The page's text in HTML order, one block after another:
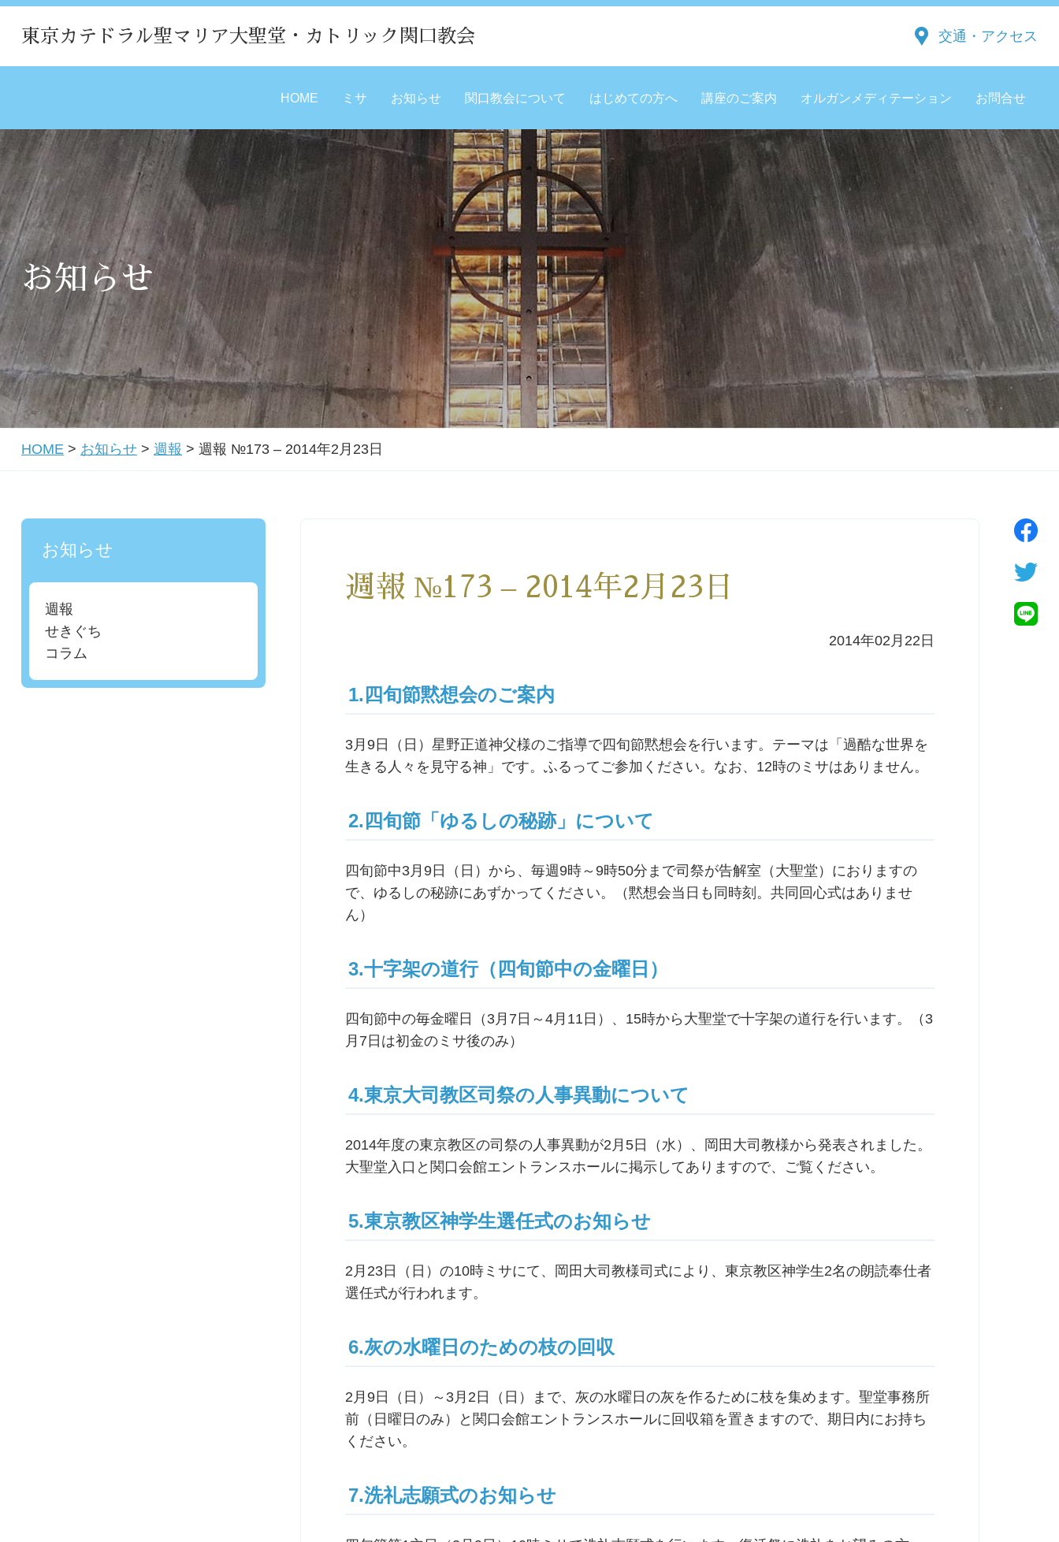
東京カテドラル聖マリア大聖堂・カトリック関口教会 交通・アクセス
HOME ミサ お知らせ 関口教会について はじめての方へ 講座のご案内 オルガンメディテーション お問合せ
お知らせ
HOME > お知らせ > 週報 > 週報 №173 – 2014年2月23日
週報 №173 – 2014年2月23日
2014年02月22日
1.四旬節黙想会のご案内
3月9日（日）星野正道神父様のご指導で四旬節黙想会を行います。テーマは「過酷な世界を
生きる人々を見守る神」です。ふるってご参加ください。なお、12時のミサはありません。
2.四旬節「ゆるしの秘跡」について
四旬節中3月9日（日）から、毎週9時～9時50分まで司祭が告解室（大聖堂）におりますの
で、ゆるしの秘跡にあずかってください。（黙想会当日も同時刻。共同回心式はありませ
ん）
3.十字架の道行（四旬節中の金曜日）
四旬節中の毎金曜日（3月7日～4月11日）、15時から大聖堂で十字架の道行を行います。（3
月7日は初金のミサ後のみ）
4.東京大司教区司祭の人事異動について
2014年度の東京教区の司祭の人事異動が2月5日（水）、岡田大司教様から発表されました。
大聖堂入口と関口会館エントランスホールに掲示してありますので、ご覧ください。
5.東京教区神学生選任式のお知らせ
2月23日（日）の10時ミサにて、岡田大司教様司式により、東京教区神学生2名の朗読奉仕者
選任式が行われます。
6.灰の水曜日のための枝の回収
2月9日（日）～3月2日（日）まで、灰の水曜日の灰を作るために枝を集めます。聖堂事務所
前（日曜日のみ）と関口会館エントランスホールに回収箱を置きますので、期日内にお持ち
ください。
7.洗礼志願式のお知らせ
お知らせ
週報
せきぐち
コラム